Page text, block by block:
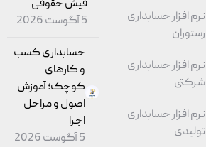
نرم افزار حسابداری
رستوران
نرم افزار حسابداری
شرکتی
نرم افزار حسابداری
تولیدی
فیش حقوقی
5 آگوست 2026
حسابداری کسب
و کارهای
کوچک؛ آموزش
اصول و مراحل
اجرا
5 آگوست 2026